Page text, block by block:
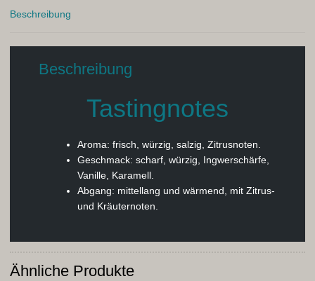
Beschreibung
Beschreibung
Tastingnotes
Aroma: frisch, würzig, salzig, Zitrusnoten.
Geschmack: scharf, würzig, Ingwerschärfe,
Vanille, Karamell.
Abgang: mittellang und wärmend, mit Zitrus-
und Kräuternoten.
Ähnliche Produkte